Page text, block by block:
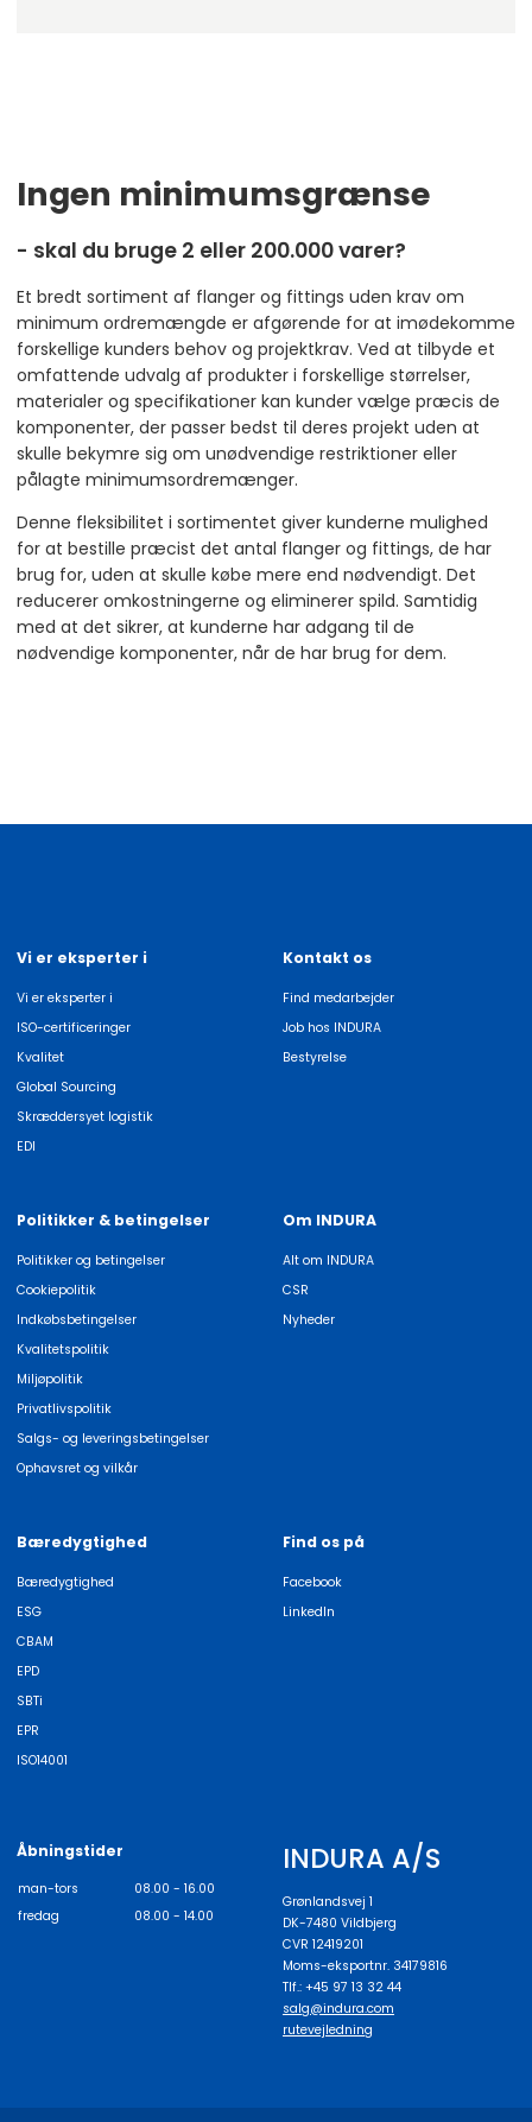
Ingen minimumsgrænse
- skal du bruge 2 eller 200.000 varer?
Et bredt sortiment af flanger og fittings uden krav om
minimum ordremængde er afgørende for at imødekomme
forskellige kunders behov og projektkrav. Ved at tilbyde et
omfattende udvalg af produkter i forskellige størrelser,
materialer og specifikationer kan kunder vælge præcis de
komponenter, der passer bedst til deres projekt uden at
skulle bekymre sig om unødvendige restriktioner eller
pålagte minimumsordremænger.
Denne fleksibilitet i sortimentet giver kunderne mulighed
for at bestille præcist det antal flanger og fittings, de har
brug for, uden at skulle købe mere end nødvendigt. Det
reducerer omkostningerne og eliminerer spild. Samtidig
med at det sikrer, at kunderne har adgang til de
nødvendige komponenter, når de har brug for dem.
Vi er eksperter i
Vi er eksperter i
ISO-certificeringer
Kvalitet
Global Sourcing
Skræddersyet logistik
EDI
Kontakt os
Find medarbejder
Job hos INDURA
Bestyrelse
Politikker & betingelser
Politikker og betingelser
Cookiepolitik
Indkøbsbetingelser
Kvalitetspolitik
Miljøpolitik
Privatlivspolitik
Salgs- og leveringsbetingelser
Ophavsret og vilkår
Om INDURA
Alt om INDURA
CSR
Nyheder
Bæredygtighed
Bæredygtighed
ESG
CBAM
EPD
SBTi
EPR
ISO14001
Find os på
Facebook
LinkedIn
Åbningstider
man-tors
08.00 - 16.00
fredag
08.00 - 14.00
INDURA A/S
Grønlandsvej 1
DK-7480 Vildbjerg
CVR 12419201
Moms-eksportnr. 34179816
Tlf.: +45 97 13 32 44
salg@indura.com
rutevejledning